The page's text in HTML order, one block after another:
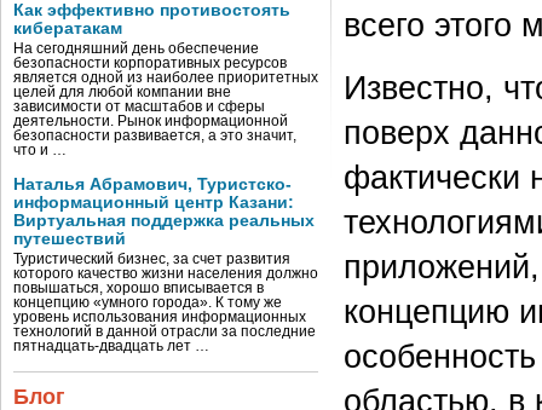
Как эффективно противостоять
кибератакам
На сегодняшний день обеспечение
безопасности корпоративных ресурсов
является одной из наиболее приоритетных
целей для любой компании вне
зависимости от масштабов и сферы
деятельности. Рынок информационной
безопасности развивается, а это значит,
что и …
Наталья Абрамович, Туристско-
информационный центр Казани:
Виртуальная поддержка реальных
путешествий
Туристический бизнес, за счет развития
которого качество жизни населения должно
повышаться, хорошо вписывается в
концепцию «умного города». К тому же
уровень использования информационных
технологий в данной отрасли за последние
пятнадцать-двадцать лет …
Блог
всего этого
Известно,
поверх
фактически
концепцию
областью, в